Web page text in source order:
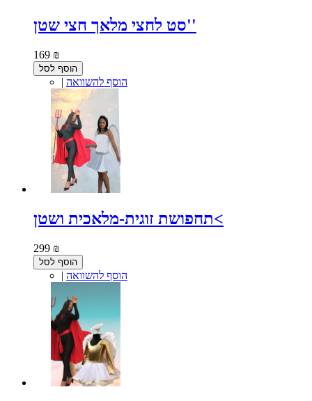
סט לחצי מלאך חצי שטן''
169 ₪
הוסף לסל
| הוסף להשוואה
תחפושת זוגית-מלאכית ושטן<
299 ₪
הוסף לסל
| הוסף להשוואה